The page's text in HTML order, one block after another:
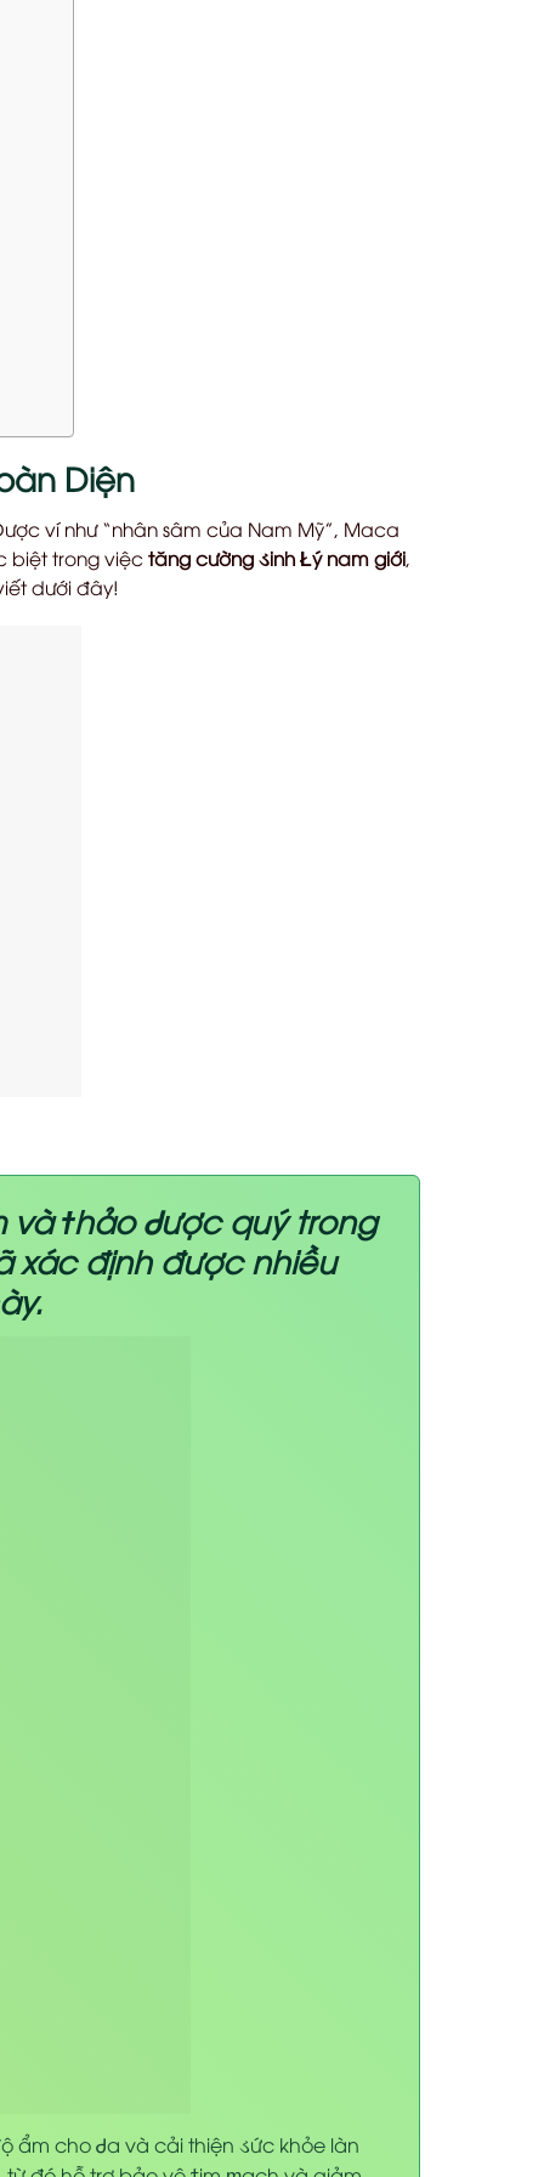
Diện
ví như “nhân sâm của Nam Mỹ”, Maca
biệt trong việctăng cường ડinh Łý nam giới
dưới đây!
ϯhảo Ꮷược quý trong
xác định được nhiều
ẩm choᏧa và cải thiện ડức khỏe làn